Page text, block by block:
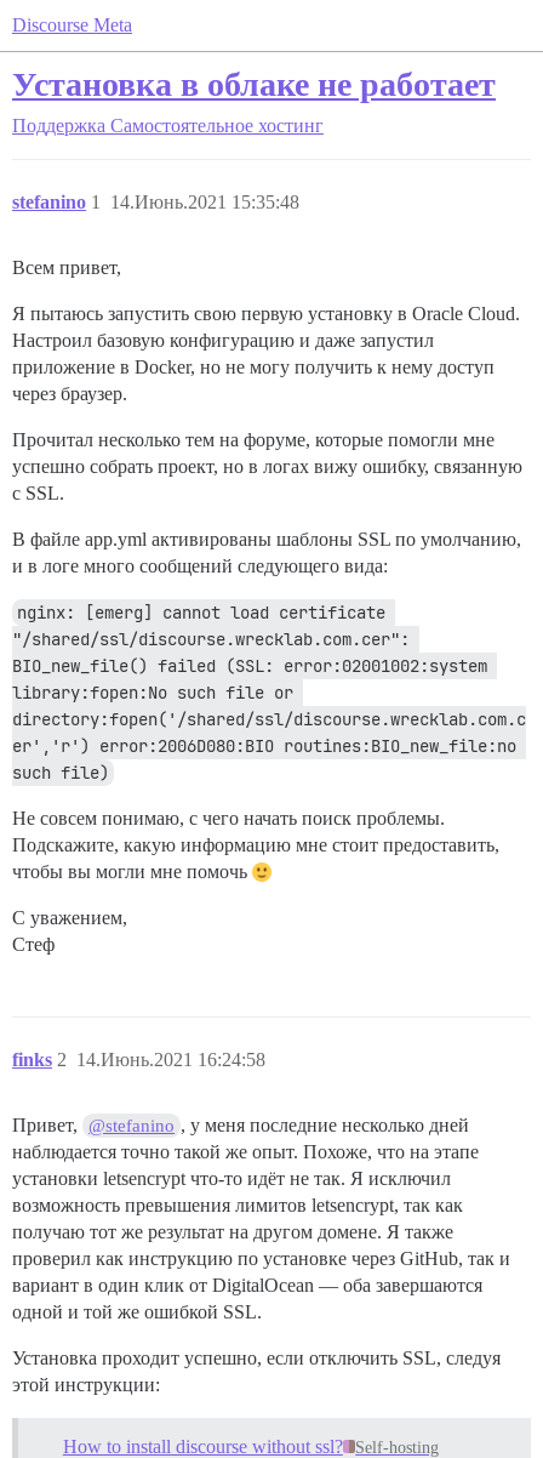
Discourse Meta
Установка в облаке не работает
Поддержка Самостоятельное хостинг
stefanino 14.Июнь.2021 15:35:48
1
Всем привет,
Я пытаюсь запустить свою первую установку в Oracle Cloud.
Настроил базовую конфигурацию и даже запустил
приложение в Docker, но не могу получить к нему доступ
через браузер.
Прочитал несколько тем на форуме, которые помогли мне
успешно собрать проект, но в логах вижу ошибку, связанную
с SSL.
В файле app.yml активированы шаблоны SSL по умолчанию,
и в логе много сообщений следующего вида:
nginx: [emerg] cannot load certificate
"/shared/ssl/discourse.wrecklab.com.cer":
BIO_new_file() failed (SSL: error:02001002:system
library:fopen:No such file or
directory:fopen('/shared/ssl/discourse.wrecklab.com.c
er','r') error:2006D080:BIO routines:BIO_new_file:no
such file)
Не совсем понимаю, с чего начать поиск проблемы.
Подскажите, какую информацию мне стоит предоставить,
чтобы вы могли мне помочь
С уважением,
Стеф
finks 14.Июнь.2021 16:24:58
2
Привет, @stefanino , у меня последние несколько дней
наблюдается точно такой же опыт. Похоже, что на этапе
установки letsencrypt что-то идёт не так. Я исключил
возможность превышения лимитов letsencrypt, так как
получаю тот же результат на другом домене. Я также
проверил как инструкцию по установке через GitHub, так и
вариант в один клик от DigitalOcean — оба завершаются
одной и той же ошибкой SSL.
Установка проходит успешно, если отключить SSL, следуя
этой инструкции:
How to install discourse without ssl? Self-hosting